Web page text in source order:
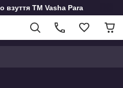
взуття ТМ Vasha Para